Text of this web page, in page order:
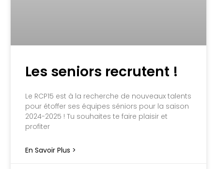
Les seniors recrutent !
Le RCP15 est à la recherche de nouveaux talents
pour étoffer ses équipes séniors pour la saison
2024-2025 ! Tu souhaites te faire plaisir et
profiter
En Savoir Plus >